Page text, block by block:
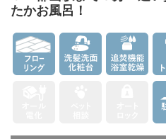
たかお風呂！